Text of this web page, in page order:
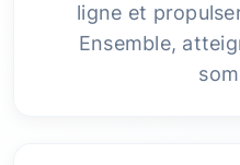
ligne et
Ensemble,